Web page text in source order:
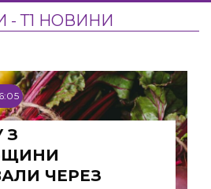
- Т1 НОВИНИ
З
ЧЕРЕЗ